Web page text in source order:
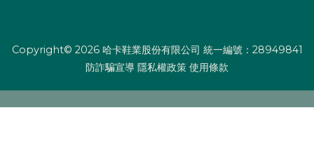
Copyright© 2026 哈卡鞋業股份有限公司 統一編號：28949841
防詐騙宣導 隱私權政策 使用條款